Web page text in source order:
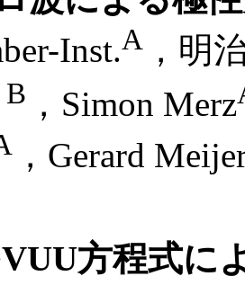
Inst.A ，明
，Simon Merz
，Gerard
方程式に